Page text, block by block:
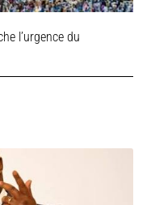
l’urgence du